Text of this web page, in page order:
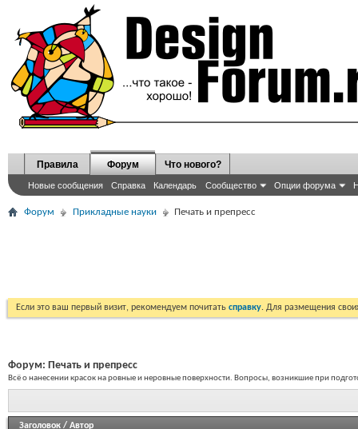
Правила Форум
Новые сообщения Справка Календарь Сообщество Опции форума
Что нового?
Форум Прикладные науки Печать и препресс
Если это ваш первый визит, рекомендуем почитать справку. Для размещения
Форум: Печать и препресс
Всё о нанесении красок на ровные и неровные поверхности. Вопросы, возникшие при
Заголовок / Автор